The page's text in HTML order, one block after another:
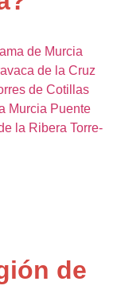
de Murcia
de la Cruz
de Cotillas
Murcia Puente
la Ribera Torre-
de